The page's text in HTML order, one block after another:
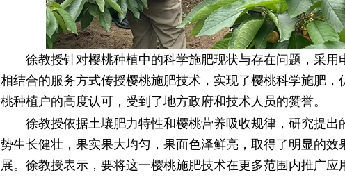
徐教授针对樱桃种植中的科学施肥现状与存在问题，采用
相结合的服务方式传授樱桃施肥技术，实现了樱桃科学施肥，
桃种植户的高度认可，受到了地方政府和技术人员的赞誉。
徐教授依据土壤肥力特性和樱桃营养吸收规律，研究提出
势生长健壮，果实果大均匀，果面色泽鲜亮，取得了明显的效
展。徐教授表示，要将这一樱桃施肥技术在更多范围内推广应